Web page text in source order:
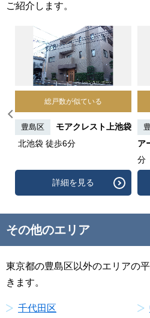
ご紹介します。
総戸数が似ている
豊島区
モアクレスト上池袋
北池袋 徒歩6分
詳細を見る
ア
分
その他のエリア
東京都の豊島区以外のエリアの
きます。
千代田区